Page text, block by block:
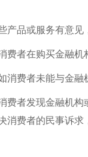
产品或服务有意见
费者在购买金融机
消费者未能与金融
费者发现金融机
消费者的民事诉求